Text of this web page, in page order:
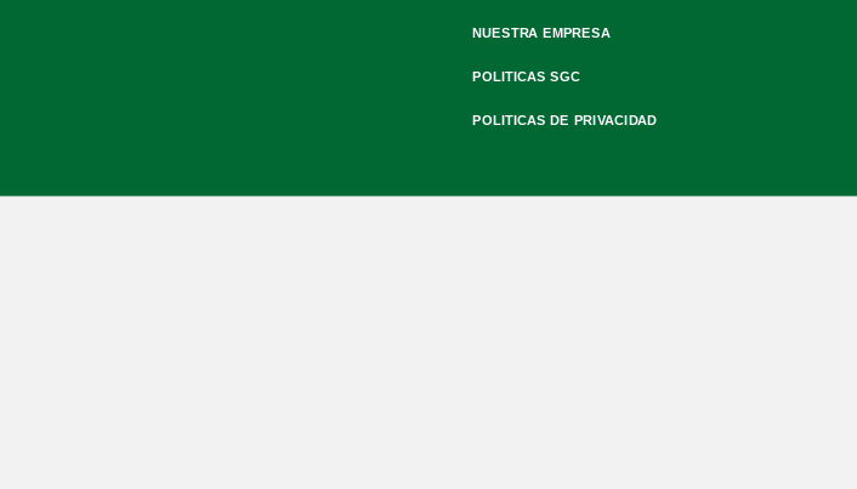
NUESTRA EMPRESA
POLITICAS SGC
POLITICAS DE PRIVACIDAD